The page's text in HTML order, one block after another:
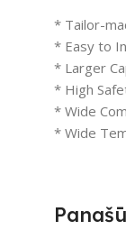
* Tailor-
* Easy to
* Larger
* High
* Wide
* Wide